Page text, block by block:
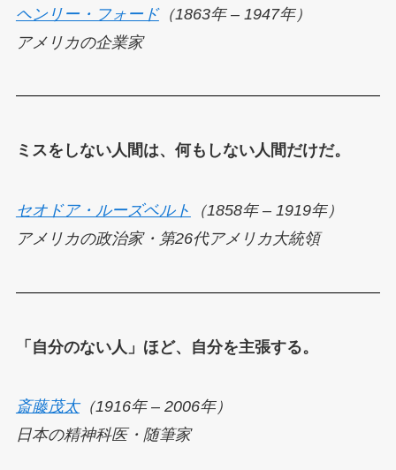
ヘンリー・フォード（1863年 – 1947年）
アメリカの企業家
ミスをしない人間は、何もしない人間だけだ。
セオドア・ルーズベルト
（1858年 – 1919年）
アメリカの政治家・第26代アメリカ大統領
「自分のない人」ほど、自分を主張する。
斎藤茂太（1916年 – 2006年）
日本の精神科医・随筆家